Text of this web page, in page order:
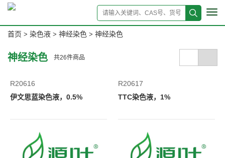
首页 > 染色液 > 神经染色 > 神经染色
神经染色 共26件商品
R20616
伊文思蓝染色液，0.5%
R20617
TTC染色液，1%